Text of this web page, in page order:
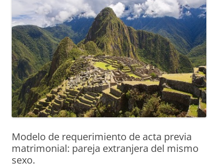
Modelo de requerimiento de acta previa
matrimonial: pareja extranjera del mismo
sexo.